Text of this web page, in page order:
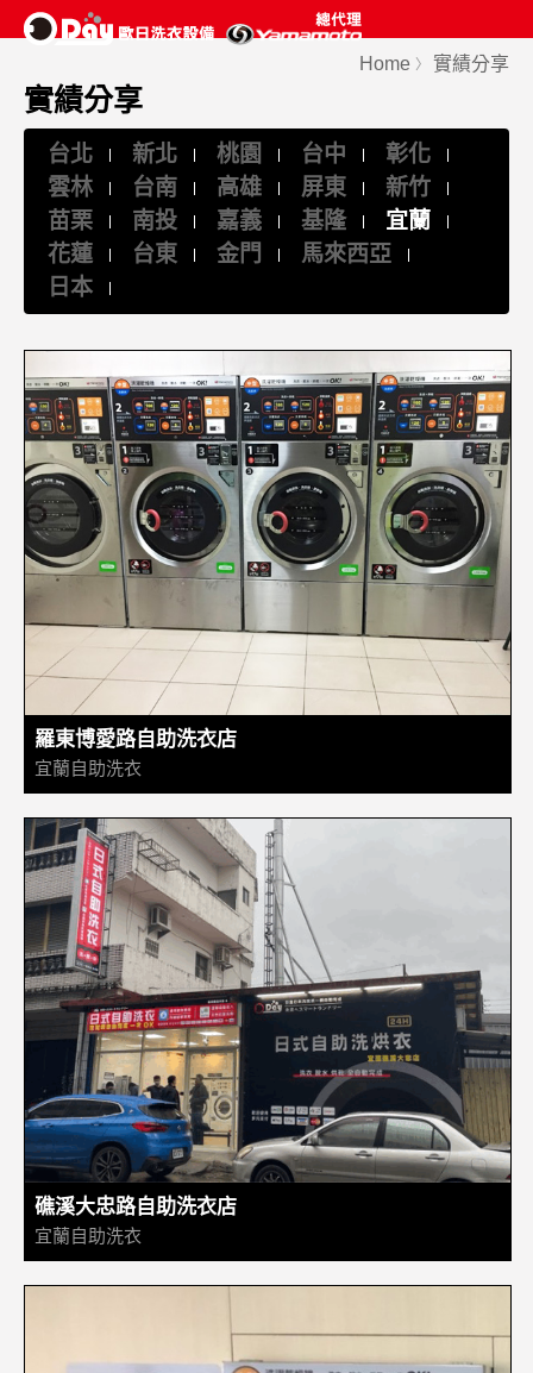
Home 〉 實績分享
實績分享
台北 新北 桃園 台中
彰化
雲林
台南 高雄 屏東
新竹
苗栗
南投 嘉義 基隆
宜蘭
花蓮
台東 金門
馬來西亞
日本
羅東博愛路自助洗衣店
宜蘭自助洗衣
礁溪大忠路自助洗衣店
宜蘭自助洗衣